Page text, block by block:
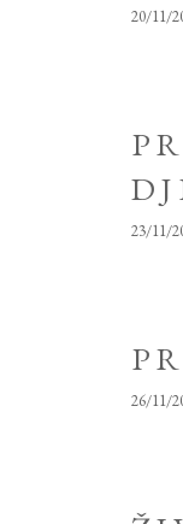
20/11/
23/11/
26/11/